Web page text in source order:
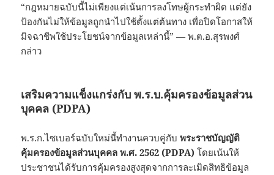
“กฎหมายฉบับนี้ไม่เพียงแต่เน้นการลงโทษผู้กระทำผิด แต่ยัง
ป้องกันไม่ให้ข้อมูลถูกนำไปใช้ตั้งแต่ต้นทาง เพื่อปิดโอกาสให้
มิจฉาชีพใช้ประโยชน์จากข้อมูลเหล่านี้” — พ.ต.อ.สุรพงศ์
กล่าว
เสริมความแข็งแกร่งกับ พ.ร.บ.คุ้มครองข้อมูลส่วน
บุคคล (PDPA)
พ.ร.ก.ไซเบอร์ฉบับใหม่นี้ทำงานควบคู่กับพระราชบัญญัติ
คุ้มครองข้อมูลส่วนบุคคล พ.ศ. 2562 (PDPA) โดยเน้นให้
ประชาชนได้รับการคุ้มครองสูงสุดจากการละเมิดสิทธิข้อมูล